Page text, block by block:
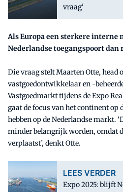
vraag'
Als Europa een sterkere
Nederlandse toegangspoort dan
Die vraag stelt Maarten Otte, head
vastgoedontwikkelaar en -
Vastgoedmarkt tijdens de Expo
gaat de focus van het continent op
hebben op de Nederlandse markt.
minder belangrijk worden, omdat
verplaatst’, denkt Otte.
LEES VERDER
Expo 2025: blijft